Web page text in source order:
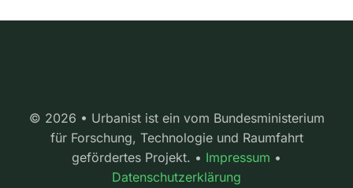
© 2026 • Urbanist ist ein vom Bundesministerium
für Forschung, Technologie und Raumfahrt
gefördertes Projekt. • Impressum •
Datenschutzerklärung